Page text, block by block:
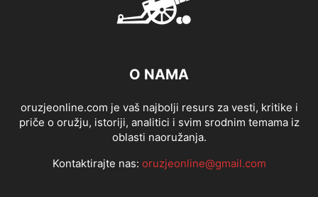
O NAMA
oruzjeonline.com je vaš najbolji resurs za vesti, kritike i
priče o oružju, istoriji, analitici i svim srodnim temama iz
oblasti naoružanja.
Kontaktirajte nas: oruzjeonline@gmail.com